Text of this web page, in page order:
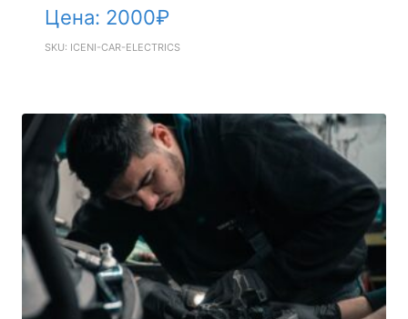
Цена: 2000₽
SKU: ICENI-CAR-ELECTRICS